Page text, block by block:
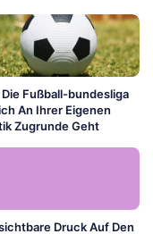
Fußball-bundesliga
An Ihrer Eigenen
Zugrunde Geht
Druck Auf Den